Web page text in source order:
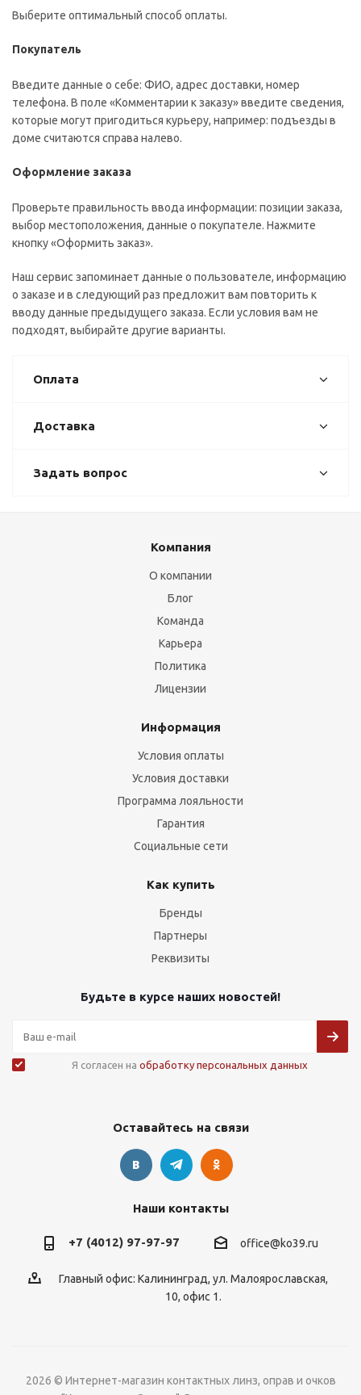
Выберите оптимальный способ оплаты.
Покупатель
Введите данные о себе: ФИО, адрес доставки, номер
телефона. В поле «Комментарии к заказу» введите сведения,
которые могут пригодиться курьеру, например: подъезды в
доме считаются справа налево.
Оформление заказа
Проверьте правильность ввода информации: позиции заказа,
выбор местоположения, данные о покупателе. Нажмите
кнопку «Оформить заказ».
Наш сервис запоминает данные о пользователе, информацию
о заказе и в следующий раз предложит вам повторить к
вводу данные предыдущего заказа. Если условия вам не
подходят, выбирайте другие варианты.
Оплата
Доставка
Задать вопрос
Компания
О компании
Блог
Команда
Карьера
Политика
Лицензии
Информация
Условия оплаты
Условия доставки
Программа лояльности
Гарантия
Социальные сети
Как купить
Бренды
Партнеры
Реквизиты
Будьте в курсе наших новостей!
Я согласен на обработку персональных данных
Оставайтесь на связи
Наши контакты
+7 (4012) 97-97-97 office@ko39.ru
Главный офис: Калининград, ул. Малоярославская,
10, офис 1.
2026 © Интернет-магазин контактных линз, оправ и очков